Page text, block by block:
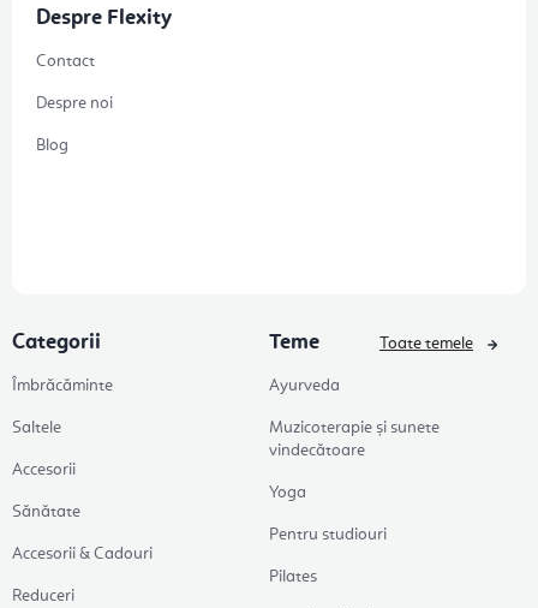
Despre Flexity
Contact
Despre noi
Blog
Categorii
Îmbrăcăminte
Saltele
Accesorii
Sănătate
Accesorii & Cadouri
Reduceri
Teme
Ayurveda
Muzicoterapie și sunete
vindecătoare
Yoga
Pentru studiouri
Pilates
Toate temele